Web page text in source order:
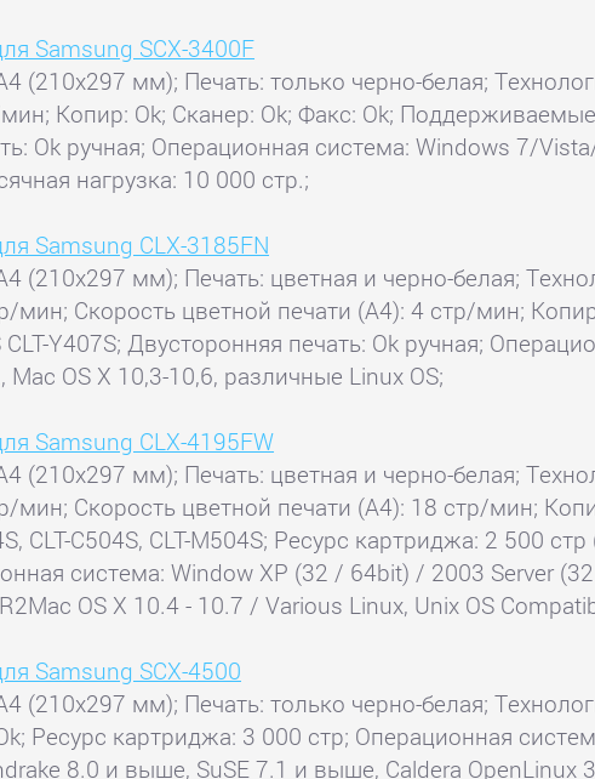
Samsung SCX-3400F
(210x297 мм); Печать: только черно-белая;
Копир: Ok; Сканер: Ok; Факс: Ok;
Ok ручная; Операционная система: Windows 7/
нагрузка: 10 000 стр.;
Samsung CLX-3185FN
(210x297 мм); Печать: цветная и черно-белая;
мин; Скорость цветной печати (А4): 4 стр/мин;
CLT-Y407S; Двусторонняя печать: Ok ручная;
OS X 10,3-10,6, различные Linux OS;
Samsung CLX-4195FW
(210x297 мм); Печать: цветная и черно-белая;
мин; Скорость цветной печати (А4): 18 стр/мин;
CLT-C504S, CLT-M504S; Ресурс картриджа: 2 500
система: Window XP (32 / 64bit) / 2003 Server
OS X 10.4 - 10.7 / Various Linux, Unix OS
Samsung SCX-4500
(210x297 мм); Печать: только черно-белая;
Ресурс картриджа: 3 000 стр; Операционная
8.0 и выше, SuSE 7.1 и выше, Caldera